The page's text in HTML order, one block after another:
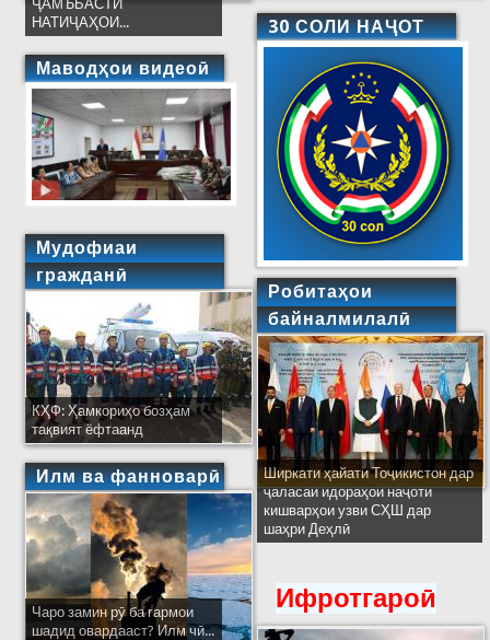
ҶАМЪБАСТИ
НАТИҶАҲОИ...
Маводҳои видеоӣ
Мудофиаи
гражданӣ
КҲФ: Ҳамкориҳо бозҳам
тақвият ёфтаанд
Илм ва фанноварӣ
Чаро замин рӯ ба гармои
шадид овардааст? Илм чӣ...
30 СОЛИ НАҶОТ
Робитаҳои
байналмилалӣ
Ширкати ҳайати Тоҷикистон дар
ҷаласаи идораҳои наҷоти
кишварҳои узви СҲШ дар
шаҳри Деҳлӣ
Ифротгароӣ